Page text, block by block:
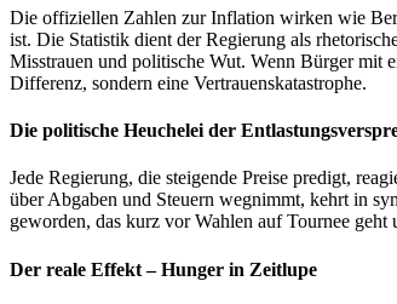
Die offiziellen Zahlen zur Inflation wirken wie
ist. Die Statistik dient der Regierung als
Misstrauen und politische Wut. Wenn Bürger mit
Differenz, sondern eine Vertrauenskatastrophe.
Die politische Heuchelei der
Jede Regierung, die steigende Preise predigt,
über Abgaben und Steuern wegnimmt, kehrt in
geworden, das kurz vor Wahlen auf Tournee
Der reale Effekt – Hunger in Zeitlupe